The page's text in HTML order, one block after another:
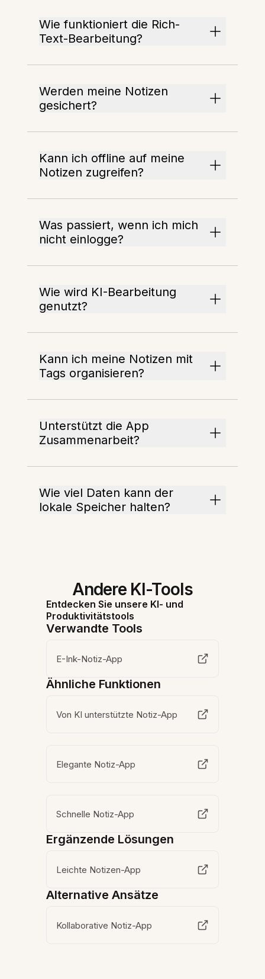
Wie funktioniert die Rich-
Text-Bearbeitung?
Werden meine Notizen
gesichert?
Kann ich offline auf meine
Notizen zugreifen?
Was passiert, wenn ich mich
nicht einlogge?
Wie wird KI-Bearbeitung
genutzt?
Kann ich meine Notizen mit
Tags organisieren?
Unterstützt die App
Zusammenarbeit?
Wie viel Daten kann der
lokale Speicher halten?
Andere KI-Tools
Entdecken Sie unsere KI- und
Produktivitätstools
Verwandte Tools
E-Ink-Notiz-App
Ähnliche Funktionen
Von KI unterstützte Notiz-App
Elegante Notiz-App
Schnelle Notiz-App
Ergänzende Lösungen
Leichte Notizen-App
Alternative Ansätze
Kollaborative Notiz-App